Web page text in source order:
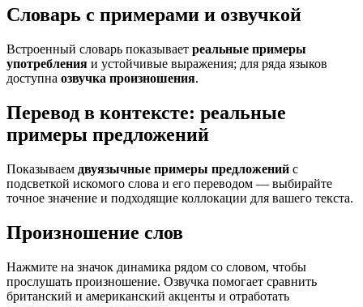
Словарь с примерами и озвучкой
Встроенный словарь показывает реальные примеры
употребления и устойчивые выражения; для ряда языков
доступна озвучка произношения.
Перевод в контексте: реальные
примеры предложений
Показываем двуязычные примеры предложений с
подсветкой искомого слова и его переводом — выбирайте
точное значение и подходящие коллокации для вашего текста.
Произношение слов
Нажмите на значок динамика рядом со словом, чтобы
прослушать произношение. Озвучка помогает сравнить
британский и американский акценты и отработать